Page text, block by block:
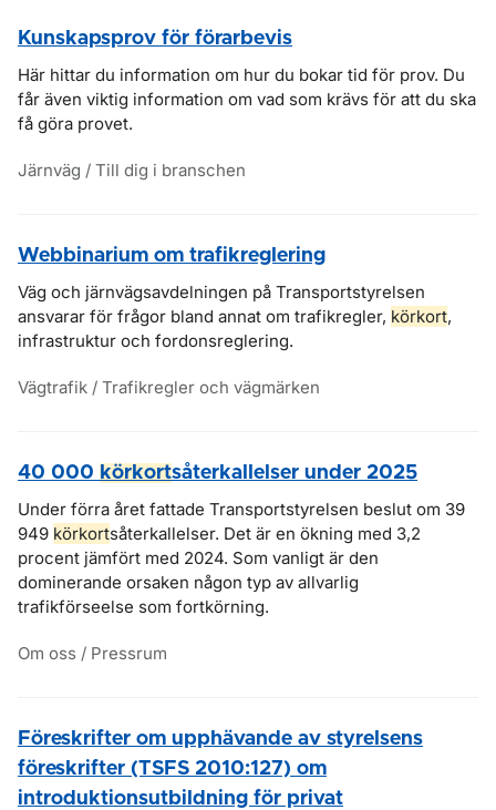
Kunskapsprov för förarbevis
Här hittar du information om hur du bokar tid för prov. Du
får även viktig information om vad som krävs för att du ska
få göra provet.
Järnväg / Till dig i branschen
Webbinarium om trafikreglering
Väg och järnvägsavdelningen på Transportstyrelsen
ansvarar för frågor bland annat om trafikregler, körkort,
infrastruktur och fordonsreglering.
Vägtrafik / Trafikregler och vägmärken
40 000 körkortsåterkallelser under 2025
Under förra året fattade Transportstyrelsen beslut om 39
949 körkortsåterkallelser. Det är en ökning med 3,2
procent jämfört med 2024. Som vanligt är den
dominerande orsaken någon typ av allvarlig
trafikförseelse som fortkörning.
Om oss / Pressrum
Föreskrifter om upphävande av styrelsens
föreskrifter (TSFS 2010:127) om
introduktionsutbildning för privat